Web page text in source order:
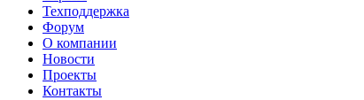
Техподдержка
Форум
О компании
Новости
Проекты
Контакты